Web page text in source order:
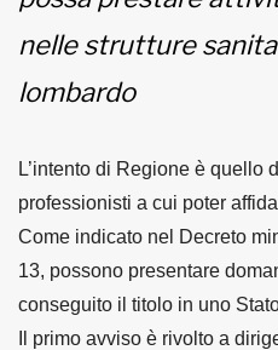
nelle strutture
lombardo
L’intento di Regione è quello
professionisti a cui poter
Come indicato nel Decreto
13, possono presentare
conseguito il titolo in uno
Il primo avviso è rivolto a